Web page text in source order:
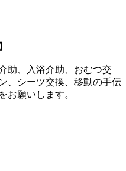
助、入浴介助、おむつ交
、シーツ交換、移動の手伝
お願いします。